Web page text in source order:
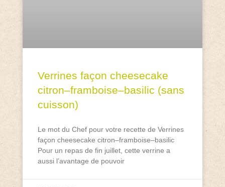
Verrines façon cheesecake
citron–framboise–basilic (sans
cuisson)
Le mot du Chef pour votre recette de Verrines
façon cheesecake citron–framboise–basilic
Pour un repas de fin juillet, cette verrine a
aussi l’avantage de pouvoir